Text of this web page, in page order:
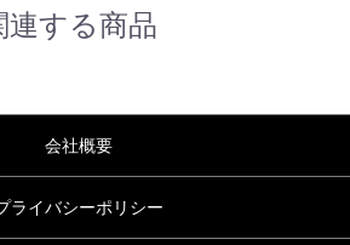
連する商品
会社概要
ライバシーポリシー